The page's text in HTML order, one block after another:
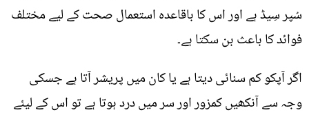
سُپر سِیڈ ہے اور اس کا باقاعدہ استعمال صحت کے لیے مختلف
فوائد کا باعث بن سکتا ہے۔
اگر آپکو کم سنائی دیتا ہے یا کان میں پریشر آتا ہے جسکی
وجہ سے آنکھیں کمزور اور سر میں درد ہوتا ہے تو اس کے لیئے